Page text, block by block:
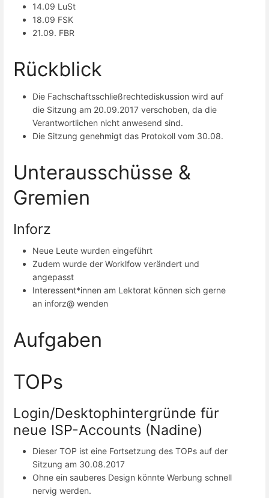
14.09 LuSt
18.09 FSK
21.09. FBR
Rückblick
Die Fachschaftsschließrechtediskussion wird auf
die Sitzung am 20.09.2017 verschoben, da die
Verantwortlichen nicht anwesend sind.
Die Sitzung genehmigt das Protokoll vom 30.08.
Unterausschüsse &
Gremien
Inforz
Neue Leute wurden eingeführt
Zudem wurde der Worklfow verändert und
angepasst
Interessent*innen am Lektorat können sich gerne
an inforz@ wenden
Aufgaben
TOPs
Login/Desktophintergründe für
neue ISP-Accounts (Nadine)
Dieser TOP ist eine Fortsetzung des TOPs auf der
Sitzung am 30.08.2017
Ohne ein sauberes Design könnte Werbung schnell
nervig werden.